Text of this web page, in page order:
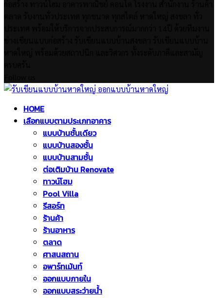
Facebook
Twitter
Instagram
Pinterest
Youtube
HOME
เลือกแบบตามประเภทอาคาร
แบบบ้านชั้นเดียว
แบบบ้านสองชั้น
แบบบ้านสามชั้น
ต่อเติมบ้าน Renovate
ทาวน์โฮม
Pool Villa
รีสอร์ท
ร้านค้า
ร้านอาหาร
ตลาด
ศาสนสถาน
อพาร์ทเม้นท์
ออกแบบภายใน
ออกแบบสระว่ายน้ำ